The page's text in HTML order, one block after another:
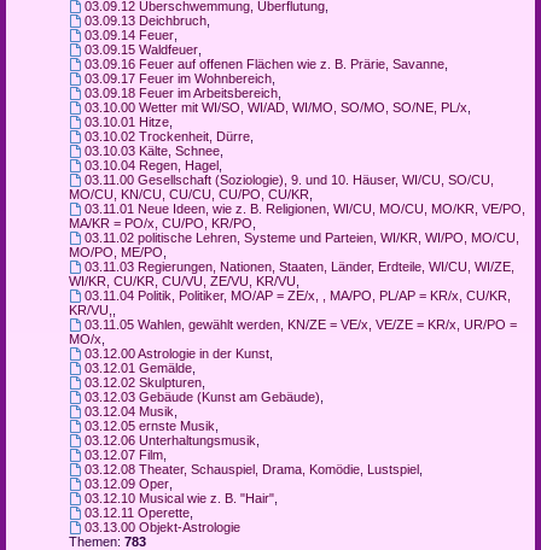
03.09.12 Überschwemmung, Überflutung,
03.09.13 Deichbruch,
03.09.14 Feuer,
03.09.15 Waldfeuer,
03.09.16 Feuer auf offenen Flächen wie z. B. Prärie, Savanne,
03.09.17 Feuer im Wohnbereich,
03.09.18 Feuer im Arbeitsbereich,
03.10.00 Wetter mit WI/SO, WI/AD, WI/MO, SO/MO, SO/NE, PL/x
03.10.01 Hitze,
03.10.02 Trockenheit, Dürre,
03.10.03 Kälte, Schnee,
03.10.04 Regen, Hagel,
03.11.00 Gesellschaft (Soziologie), 9. und 10. Häuser, WI/CU, SO/CU,
MO/CU, KN/CU, CU/CU, CU/PO, CU/KR
03.11.01 Neue Ideen, wie z. B. Religionen, WI/CU, MO/CU, MO/KR, VE/PO,
MA/KR = PO/x, CU/PO, KR/PO
03.11.02 politische Lehren, Systeme und Parteien, WI/KR, WI/PO, MO/CU,
MO/PO, ME/PO
03.11.03 Regierungen, Nationen, Staaten, Länder, Erdteile, WI/CU, WI/ZE,
WI/KR, CU/KR, CU/VU, ZE/VU, KR/VU
03.11.04 Politik, Politiker, MO/AP = ZE/x, , MA/PO, PL/AP = KR/x, CU/KR,
KR/VU,
03.11.05 Wahlen, gewählt werden, KN/ZE = VE/x, VE/ZE = KR/x, UR/PO =
MO/x
03.12.00 Astrologie in der Kunst,
03.12.01 Gemälde,
03.12.02 Skulpturen,
03.12.03 Gebäude (Kunst am Gebäude)
03.12.04 Musik
03.12.05 ernste Musik
03.12.06 Unterhaltungsmusik
03.12.07 Film,
03.12.08 Theater, Schauspiel, Drama, Komödie, Lustspiel,
03.12.09 Oper,
03.12.10 Musical wie z. B. "Hair",
03.12.11 Operette,
03.13.00 Objekt-Astrologie
Themen: 783